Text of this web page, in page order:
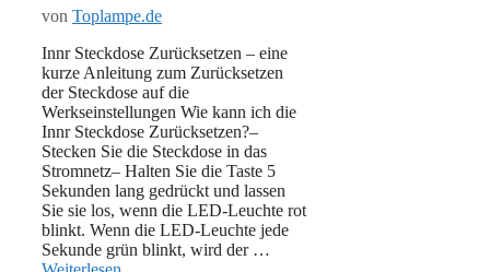
von Toplampe.de
Innr Steckdose Zurücksetzen – eine
kurze Anleitung zum Zurücksetzen
der Steckdose auf die
Werkseinstellungen Wie kann ich die
Innr Steckdose Zurücksetzen?–
Stecken Sie die Steckdose in das
Stromnetz– Halten Sie die Taste 5
Sekunden lang gedrückt und lassen
Sie sie los, wenn die LED-Leuchte rot
blinkt. Wenn die LED-Leuchte jede
Sekunde grün blinkt, wird der …